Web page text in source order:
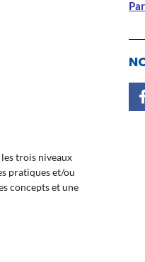
trois niveaux
pratiques et/ou
concepts et une